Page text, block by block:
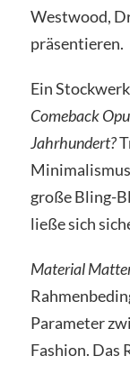
Westwood,
präsentieren.
Ein
Comeback
Jahrhundert?
große Bling-
ließe sich
Material
Parameter
Fashion. Das